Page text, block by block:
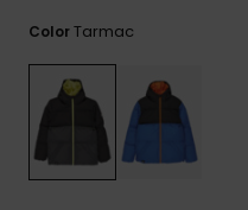
ColorTarmac